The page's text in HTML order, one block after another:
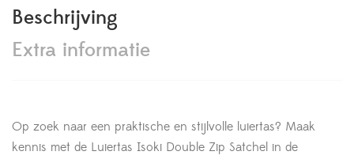
Beschrijving
Extra informatie
Op zoek naar een praktische en stijlvolle luiertas? Maak
kennis met de Luiertas Isoki Double Zip Satchel in de